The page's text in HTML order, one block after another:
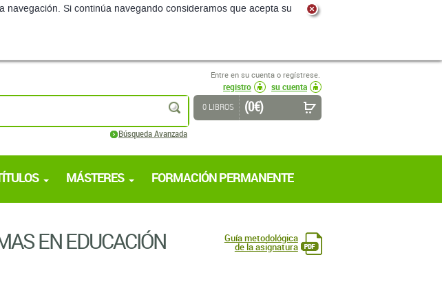
Si continúa navegando consideramos que acepta su
Entre en su cuenta o regístrese.
registro
su cuenta
buscar
Búsqueda Avanzada
0 LIBROS (0 €)
MÁSTERES FORMACIÓN PERMANENTE
EN EDUCACIÓN Guía metodológica
de la asignatura